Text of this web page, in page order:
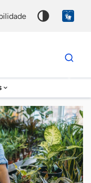
Dados
para
chave